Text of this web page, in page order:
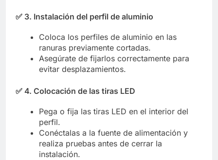
✅ 3. Instalación del perfil de aluminio
Coloca los perfiles de aluminio en las
ranuras previamente cortadas.
Asegúrate de fijarlos correctamente para
evitar desplazamientos.
✅ 4. Colocación de las tiras LED
Pega o fija las tiras LED en el interior del
perfil.
Conéctalas a la fuente de alimentación y
realiza pruebas antes de cerrar la
instalación.